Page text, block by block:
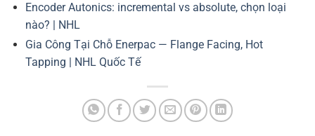
Encoder Autonics: incremental vs absolute, chọn loại
nào? | NHL
Gia Công Tại Chỗ Enerpac — Flange Facing, Hot
Tapping | NHL Quốc Tế